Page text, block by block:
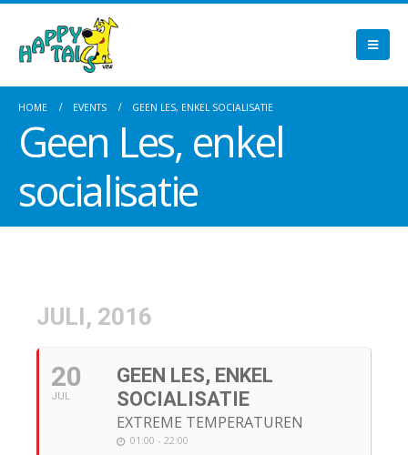
HOME EVENTS GEEN LES, ENKEL SOCIALISATIE
Geen Les, enkel
socialisatie
JULI, 2016
20
JUL
GEEN LES, ENKEL
SOCIALISATIE
EXTREME TEMPERATUREN
01:00 - 22:00